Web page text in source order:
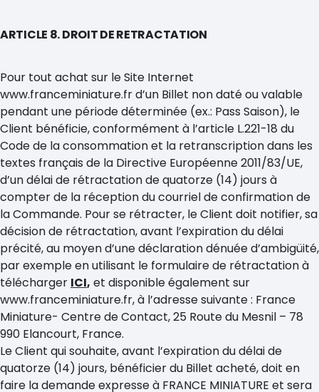
ARTICLE 8. DROIT DE RETRACTATION
Pour tout achat sur le Site Internet
www.franceminiature.fr d’un Billet non daté ou valable
pendant une période déterminée (ex.: Pass Saison), le
Client bénéficie, conformément à l’article L.221-18 du
Code de la consommation et la retranscription dans les
textes français de la Directive Européenne 2011/83/UE,
d’un délai de rétractation de quatorze (14) jours à
compter de la réception du courriel de confirmation de
la Commande. Pour se rétracter, le Client doit notifier, sa
décision de rétractation, avant l’expiration du délai
précité, au moyen d’une déclaration dénuée d’ambigüité,
par exemple en utilisant le formulaire de rétractation à
télécharger ICI, et disponible également sur
www.franceminiature.fr, à l’adresse suivante : France
Miniature- Centre de Contact, 25 Route du Mesnil – 78
990 Elancourt, France.
Le Client qui souhaite, avant l’expiration du délai de
quatorze (14) jours, bénéficier du Billet acheté,doit en
faire la demande expresse à FRANCE MINIATURE et sera